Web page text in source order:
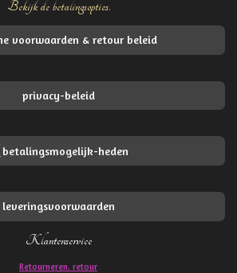
Bekijk de betalingsopties.
voorwaarden & retour beleid
privacy-beleid
betalingsmogelijk-heden
leveringsvoorwaarden
Klantenservice
Retourneren. retour